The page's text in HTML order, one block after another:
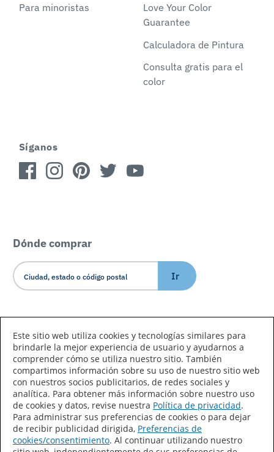
Para minoristas
Love Your Color
Guarantee
Calculadora de Pintura
Consulta gratis para el
color
Síganos
Dónde comprar
Ir
Declaración de accesibilidad
Mapa del sitio
Términos de uso
Privacidad
Este sitio web utiliza cookies y tecnologías similares para
brindarle la mejor experiencia de usuario y ayudarnos a
comprender cómo se utiliza nuestro sitio. También
compartimos información sobre su uso de nuestro sitio web
con nuestros socios publicitarios, de redes sociales y
analítica. Para obtener más información sobre nuestro uso
de cookies y datos, revise nuestra Política de privacidad.
Para administrar sus preferencias de cookies o para dejar
de recibir publicidad dirigida, Preferencias de
cookies/consentimiento. Al continuar utilizando nuestro